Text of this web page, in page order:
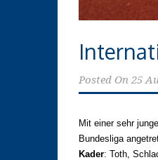
Posted On 25
Mit einer sehr
Bundesliga
Kader: Toth,